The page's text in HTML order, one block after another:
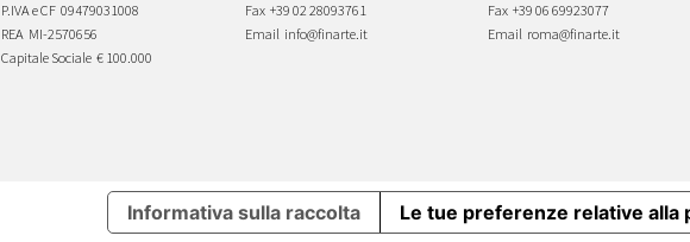
P.IVA e CF 09479031008
REA MI-2570656
Capitale Sociale € 100.000
Fax +39 02 28093761
Email info@finarte.it
Fax +39 06 69923077
Email roma@finarte.it
Informativa sulla raccolta Le tue preferenze relative alla